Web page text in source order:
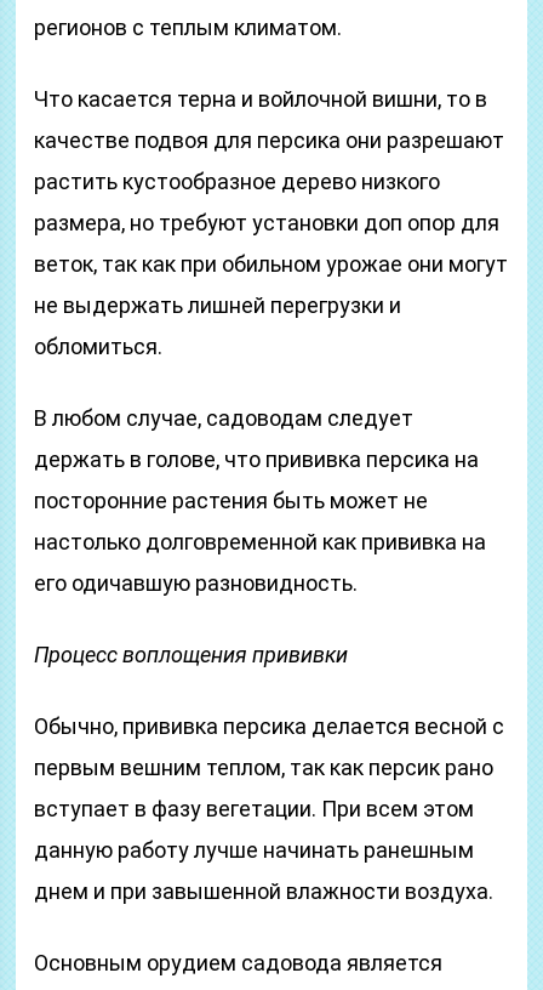
регионов с теплым климатом.
Что касается терна и войлочной вишни, то в
качестве подвоя для персика они разрешают
растить кустообразное дерево низкого
размера, но требуют установки доп опор для
веток, так как при обильном урожае они могут
не выдержать лишней перегрузки и
обломиться.
В любом случае, садоводам следует
держать в голове, что прививка персика на
посторонние растения быть может не
настолько долговременной как прививка на
его одичавшую разновидность.
Процесс воплощения прививки
Обычно, прививка персика делается весной с
первым вешним теплом, так как персик рано
вступает в фазу вегетации. При всем этом
данную работу лучше начинать ранешным
днем и при завышенной влажности воздуха.
Основным орудием садовода является